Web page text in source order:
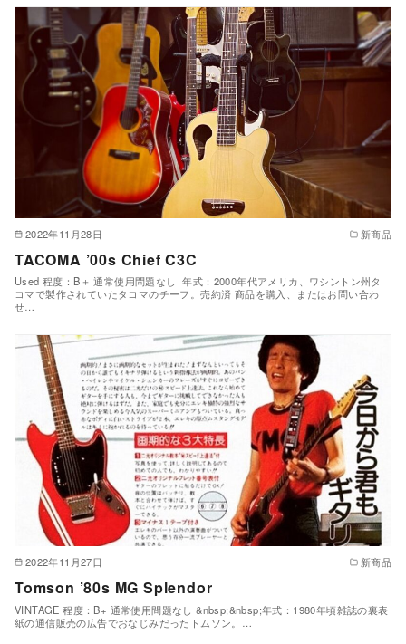
2022年11月28日 新商品
TACOMA ’00s Chief C3C
Used 程度：B＋ 通常使用問題なし 年式：2000年代アメリカ、ワシントン州タ
コマで製作されていたタコマのチーフ。売約済 商品を購入、またはお問い合わ
せ…
2022年11月27日 新商品
Tomson ’80s MG Splendor
VINTAGE 程度：B+ 通常使用問題なし &nbsp;&nbsp;年式：1980年頃雑誌の裏表
紙の通信販売の広告でおなじみだったトムソン。…